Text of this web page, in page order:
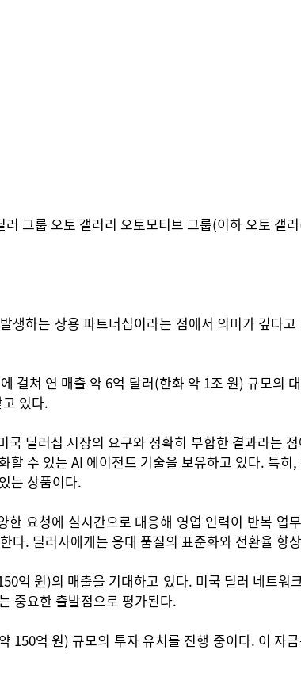
그룹 오토 갤러리 오토모티브 그룹(이하 오토 갤
생하는 상용 파트너십이라는 점에서 의미가 깊다
걸쳐 연 매출 약 6억 달러(한화 약 1조 원) 규모의
있다.
국 딜러십 시장의 요구와 정확히 부합한 결과라는
할 수 있는 AI 에이전트 기술을 보유하고 있다. 특
는 상품이다.
요청에 실시간으로 대응해 영업 인력이 반복
다. 딜러사에게는 응대 품질의 표준화와 전환율 향
억 원)의 매출을 기대하고 있다. 미국 딜러 네트
중요한 출발점으로 평가된다.
150억 원) 규모의 투자 유치를 진행 중이다. 이 자